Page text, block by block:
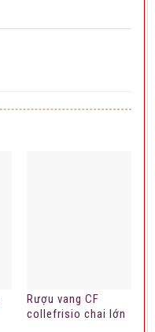
Rượu vang CF
collefrisio chai lớn